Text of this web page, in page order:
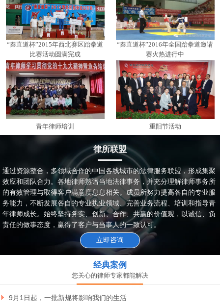
“秦直道杯”2015年西北赛区跆拳道
比赛活动圆满完成
“秦直道杯”2016年全国跆拳道邀请
赛火热进行中
青年律师培训 重阳节活动
律所联盟
通过资源整合，多领域合作的中国各线城市的法律服务联盟，形成集聚
效应和团队合力。各地律师熟谙当地法律事务，并充分理解律师事务所
的有效管理与取得客户满意度息息相关。成员所努力提高各自的专业服
务能力，不断发展各自的专业执业领域、完善业务流程、培训和指导青
年律师成长。始终坚持务实、创新、合作、共赢的价值观，以诚信、负
责任的做事态度，赢得了客户与当事人的一致认可。
立即咨询
经典案例
您关心的律师专家都能解决
9月1日起，一批新规将影响我们的生活